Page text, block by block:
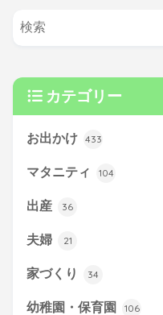
カテゴリー
お出かけ 433
マタニティ 104
出産 36
夫婦 21
家づくり 34
幼稚園・保育園 106